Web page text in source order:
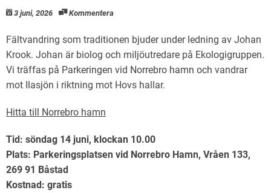
3 juni, 2026 Kommentera
Fältvandring som traditionen bjuder under ledning av Johan
Krook. Johan är biolog och miljöutredare på Ekologigruppen.
Vi träffas på Parkeringen vid Norrebro hamn och vandrar
mot Ilasjön i riktning mot Hovs hallar.
Hitta till Norrebro hamn
Tid: söndag 14 juni, klockan 10.00
Plats: Parkeringsplatsen vid Norrebro Hamn, Vråen 133,
269 91 Båstad
Kostnad: gratis